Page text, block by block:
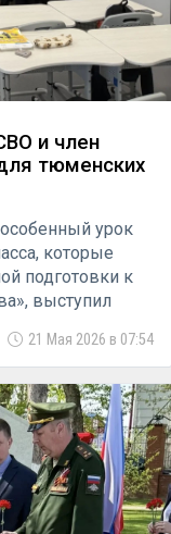
и член
тюменских
урок
которые
подготовки к
выступил
21 Мая 2026 в 07:54